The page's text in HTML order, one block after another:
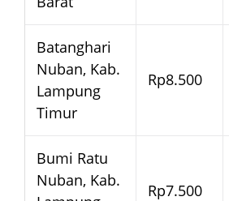
Batanghari
Nuban, Kab.
Lampung
Timur
Rp8.500
Bumi Ratu
Nuban, Kab.
Rp7.500